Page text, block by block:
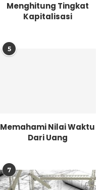
Menghitung Tingkat
Kapitalisasi
5
Memahami Nilai Waktu
Dari Uang
7